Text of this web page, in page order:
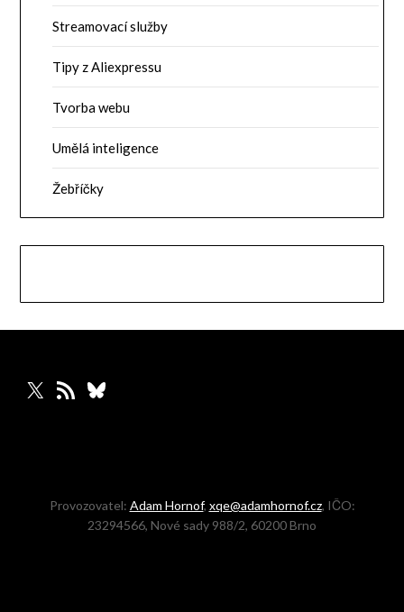
Streamovací služby
Tipy z Aliexpressu
Tvorba webu
Umělá inteligence
Žebříčky
X RSS zdrojBluesky
Provozovatel: Adam Hornof, xqe@adamhornof.cz, IČO:
23294566, Nové sady 988/2, 60200 Brno